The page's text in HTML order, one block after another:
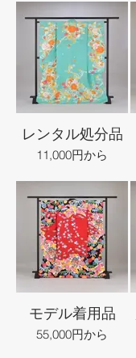
レンタル処分品
11,000円から
モデル着用品
55,000円から